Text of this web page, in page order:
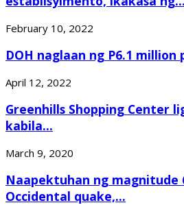
February 10, 2022
DOH naglaan ng P6.1 million
April 12, 2022
Greenhills Shopping Center
kabila...
March 9, 2020
Naapektuhan ng magnitude
Occidental quake,...